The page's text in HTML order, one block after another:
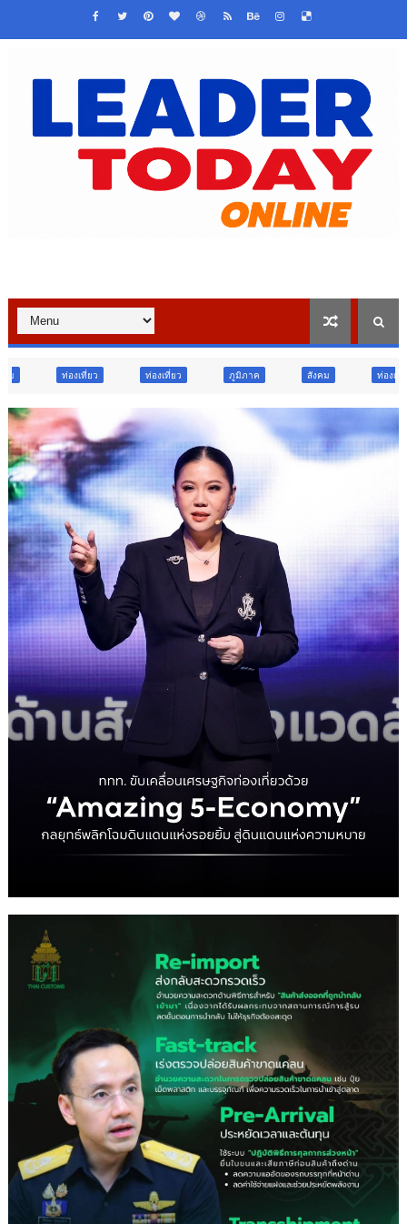
ท่องเที่ยว ภูมิภาค ท่องเที่ยว ข่าวเด่น